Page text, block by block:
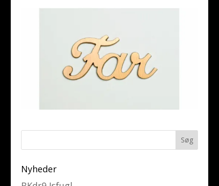
Nyheder